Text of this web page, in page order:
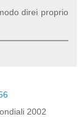
direi proprio
2002